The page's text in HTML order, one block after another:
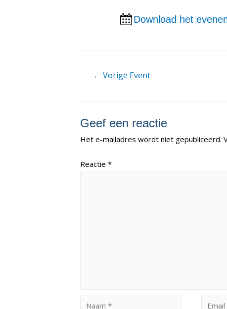
Download het
Berichtnavigatie
← Vorige Event
Geef een reactie
Het e-mailadres wordt niet gepubliceerd.
Reactie *